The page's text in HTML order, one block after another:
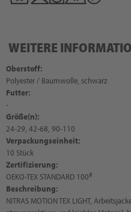
WEITERE
Oberstoff:
Polyester / Baumwolle, schwarz
Futter:
-
Größe(n):
24-29, 42-68, 90-110
Verpackungseinheit:
10 Stück
Zertifizierung:
OEKO-TEX STANDARD 100®
Beschreibung:
NITRAS MOTION TEX LIGHT,